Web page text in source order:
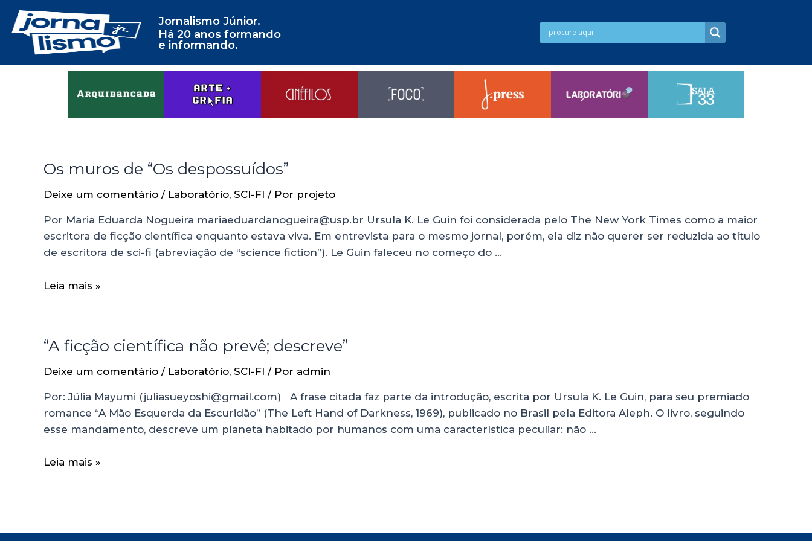
Jornalismo Júnior.
Há 20 anos formando
e informando.
Os muros de “Os despossuídos”
Deixe um comentário / Laboratório, SCI-FI / Por projeto
Por Maria Eduarda Nogueira mariaeduardanogueira@usp.br Ursula K. Le Guin foi considerada pelo The New York Times como a maior
escritora de ficção científica enquanto estava viva. Em entrevista para o mesmo jornal, porém, ela diz não querer ser reduzida ao título
de escritora de sci-fi (abreviação de “science fiction”). Le Guin faleceu no começo do …
Leia mais »
“A ficção científica não prevê; descreve”
Deixe um comentário / Laboratório, SCI-FI / Por admin
Por: Júlia Mayumi (juliasueyoshi@gmail.com) A frase citada faz parte da introdução, escrita por Ursula K. Le Guin, para seu premiado
romance “A Mão Esquerda da Escuridão” (The Left Hand of Darkness, 1969), publicado no Brasil pela Editora Aleph. O livro, seguindo
esse mandamento, descreve um planeta habitado por humanos com uma característica peculiar: não …
Leia mais »